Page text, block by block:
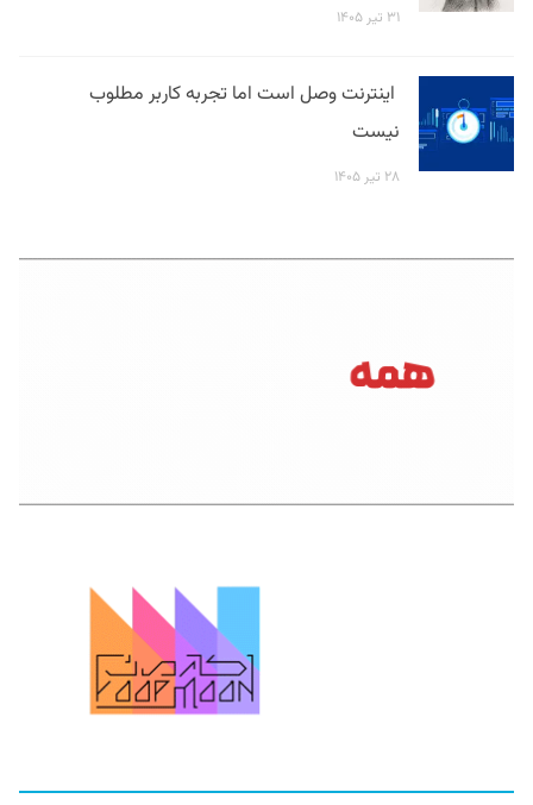
۳۱ تیر ۱۴۰۵
اینترنت وصل است اما تجربه کاربر مطلوب
نیست
۲۸ تیر ۱۴۰۵